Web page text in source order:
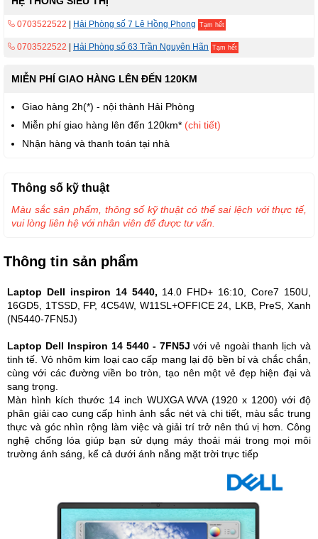
0703522522 Hải Phòng số 7 Lê Hồng Phong Tạm hết
0703522522 Hải Phòng số 63 Trần Nguyên Hãn Tạm hết
MIỄN PHÍ GIAO HÀNG LÊN ĐẾN 120KM
Giao hàng 2h(*) - nội thành Hải Phòng
Miễn phí giao hàng lên đến 120km* (chi tiết)
Nhận hàng và thanh toán tại nhà
Thông tin sản phẩm
Laptop Dell inspiron 14 5440, 14.0 FHD+ 16:10, Core7 150U,
16GD5, 1TSSD, FP, 4C54W, W11SL+OFFICE 24, LKB, PreS, Xanh
(N5440-7FN5J)
Laptop Dell Inspiron 14 5440 - 7FN5Jvới vẻ ngoài thanh lịch và
tinh tế. Vỏ nhôm kim loại cao cấp mang lại độ bền bỉ và chắc chắn,
cùng với các đường viền bo tròn, tạo nên một vẻ đẹp hiện đại và
sang trọng.
Màn hình kích thước 14 inch WUXGA WVA (1920 x 1200) với độ
phân giải cao cung cấp hình ảnh sắc nét và chi tiết, màu sắc trung
thực và góc nhìn rộng làm việc và giải trí trở nên thú vị hơn. Công
nghệ chống lóa giúp bạn sử dụng máy thoải mái trong mọi môi
trường ánh sáng, kể cả dưới ánh nắng mặt trời trực tiếp
Thông số kỹ thuật
Màu sắc sản phẩm, thông số kỹ thuật có thể sai lệch với thực tế,
vui lòng liên hệ với nhân viên để được tư vấn.